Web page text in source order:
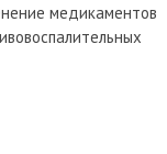
медикаментов